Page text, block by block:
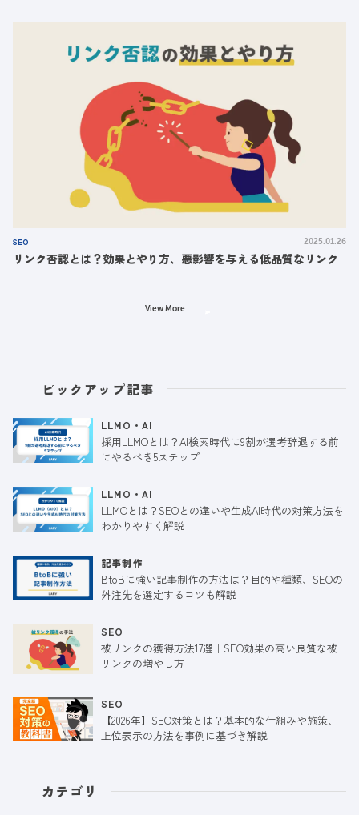
SEO 2025.01.26
リンク否認とは？効果とやり方、悪影響を与える低品質なリンク
View More
ピックアップ記事
LLMO・AI
採用LLMOとは？AI検索時代に9割が選考辞退する前
にやるべき5ステップ
LLMO・AI
LLMOとは？SEOとの違いや生成AI時代の対策方法を
わかりやすく解説
記事制作
BtoBに強い記事制作の方法は？目的や種類、SEOの
外注先を選定するコツも解説
SEO
被リンクの獲得方法17選｜SEO効果の高い良質な被
リンクの増やし方
SEO
【2026年】SEO対策とは？基本的な仕組みや施策、
上位表示の方法を事例に基づき解説
カテゴリ